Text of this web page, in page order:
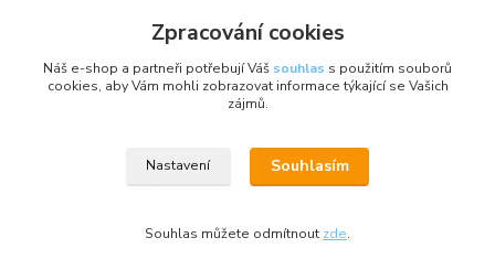
BikeForce.cz
info@bikeforce.cz
Zpracování cookies
Náš e-shop a partneři potřebují Váš souhlas s použitím souborů
cookies, aby Vám mohli zobrazovat informace týkající se Vašich
zájmů.
Nastavení Souhlasím
Souhlas můžete odmítnout zde.